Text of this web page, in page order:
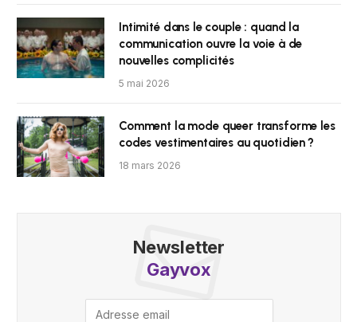
Intimité dans le couple : quand la
communication ouvre la voie à de
nouvelles complicités
5 mai 2026
Comment la mode queer transforme les
codes vestimentaires au quotidien ?
18 mars 2026
Newsletter
Gayvox